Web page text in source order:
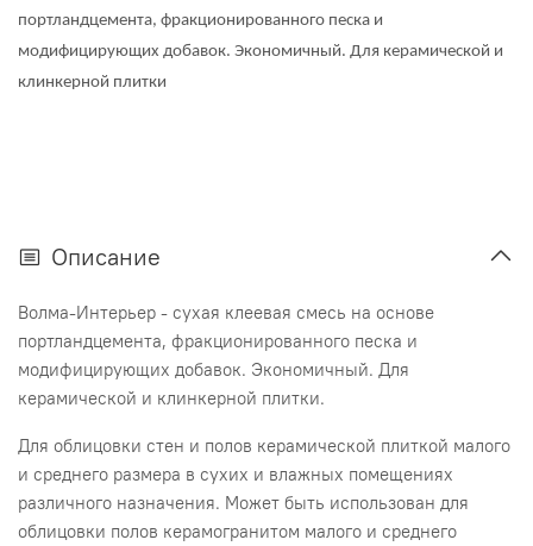
портландцемента, фракционированного песка и
модифицирующих добавок. Экономичный. Для керамической и
клинкерной плитки
Описание
Волма-Интерьер - сухая клеевая смесь на основе
портландцемента, фракционированного песка и
модифицирующих добавок. Экономичный. Для
керамической и клинкерной плитки.
Для облицовки стен и полов керамической плиткой малого
и среднего размера в сухих и влажных помещениях
различного назначения. Может быть использован для
облицовки полов керамогранитом малого и среднего